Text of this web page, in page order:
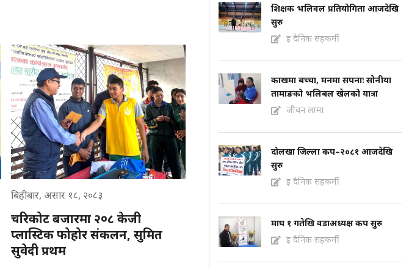
बिहीबार, असार १८, २०८३
चरिकोट बजारमा २०८ केजी
प्लास्टिक फोहोर संकलन, सुमित
सुवेदी प्रथम
शिक्षक भलिवल प्रतियोगिता आजदेखि
सुरु
इ दैनिक सहकर्मी
काखमा बच्चा, मनमा सपनाः सोनीया
तामाङको भलिबल खेलको यात्रा
जीवन लामा
दोलखा जिल्ला कप–२०८१ आजदेखि
सुरु
इ दैनिक सहकर्मी
माघ १ गतेखि वडाअध्यक्ष कप सुरु
इ दैनिक सहकर्मी